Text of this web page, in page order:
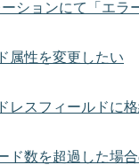
ションにて「エラ
属性を変更したい
レスフィールドに
ド数を超過した場